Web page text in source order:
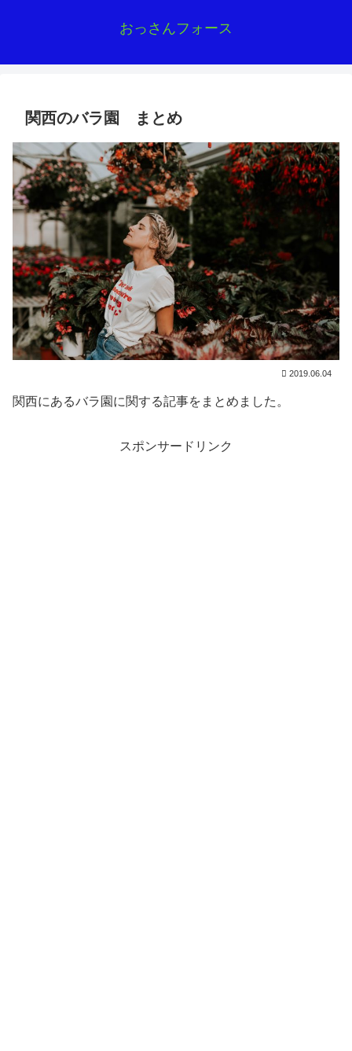
おっさんフォース
関西のバラ園 まとめ
2019.06.04
関西にあるバラ園に関する記事をまとめました。
スポンサードリンク